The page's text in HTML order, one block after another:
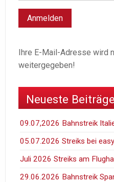
Ihre E-Mail-Adresse wird
weitergegeben!
Neueste Beiträge
09.07,2026 Bahnstreik
05.07.2026 Streiks bei
Juli 2026 Streiks am
29.06.2026 Bahnstreik